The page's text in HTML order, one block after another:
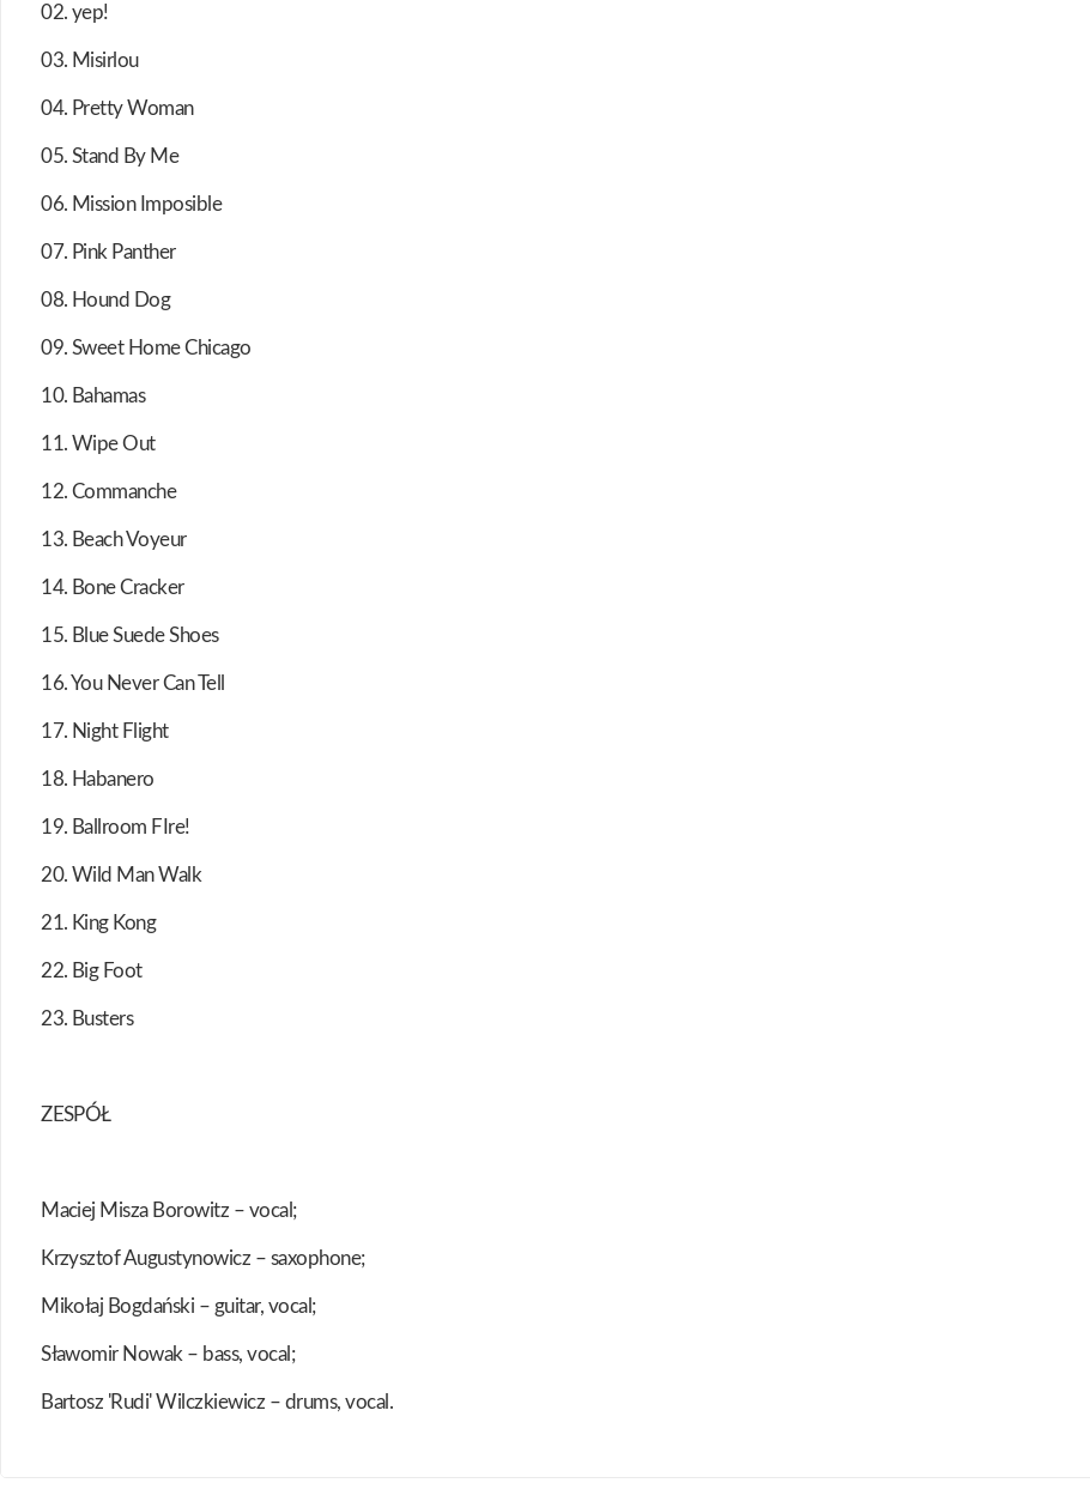
02. yep!
03. Misirlou
04. Pretty Woman
05. Stand By Me
06. Mission Imposible
07. Pink Panther
08. Hound Dog
09. Sweet Home Chicago
10. Bahamas
11. Wipe Out
12. Commanche
13. Beach Voyeur
14. Bone Cracker
15. Blue Suede Shoes
16. You Never Can Tell
17. Night Flight
18. Habanero
19. Ballroom FIre!
20. Wild Man Walk
21. King Kong
22. Big Foot
23. Busters
ZESPÓŁ
Maciej Misza Borowitz – vocal;
Krzysztof Augustynowicz – saxophone;
Mikołaj Bogdański – guitar, vocal;
Sławomir Nowak – bass, vocal;
Bartosz 'Rudi' Wilczkiewicz – drums, vocal.